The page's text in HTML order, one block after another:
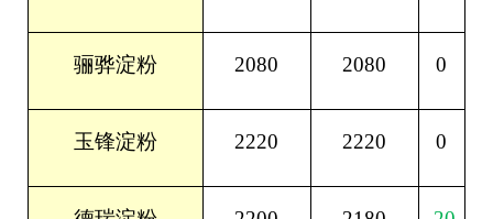
骊骅淀粉 2080 2080 0
玉锋淀粉 2220 2220 0